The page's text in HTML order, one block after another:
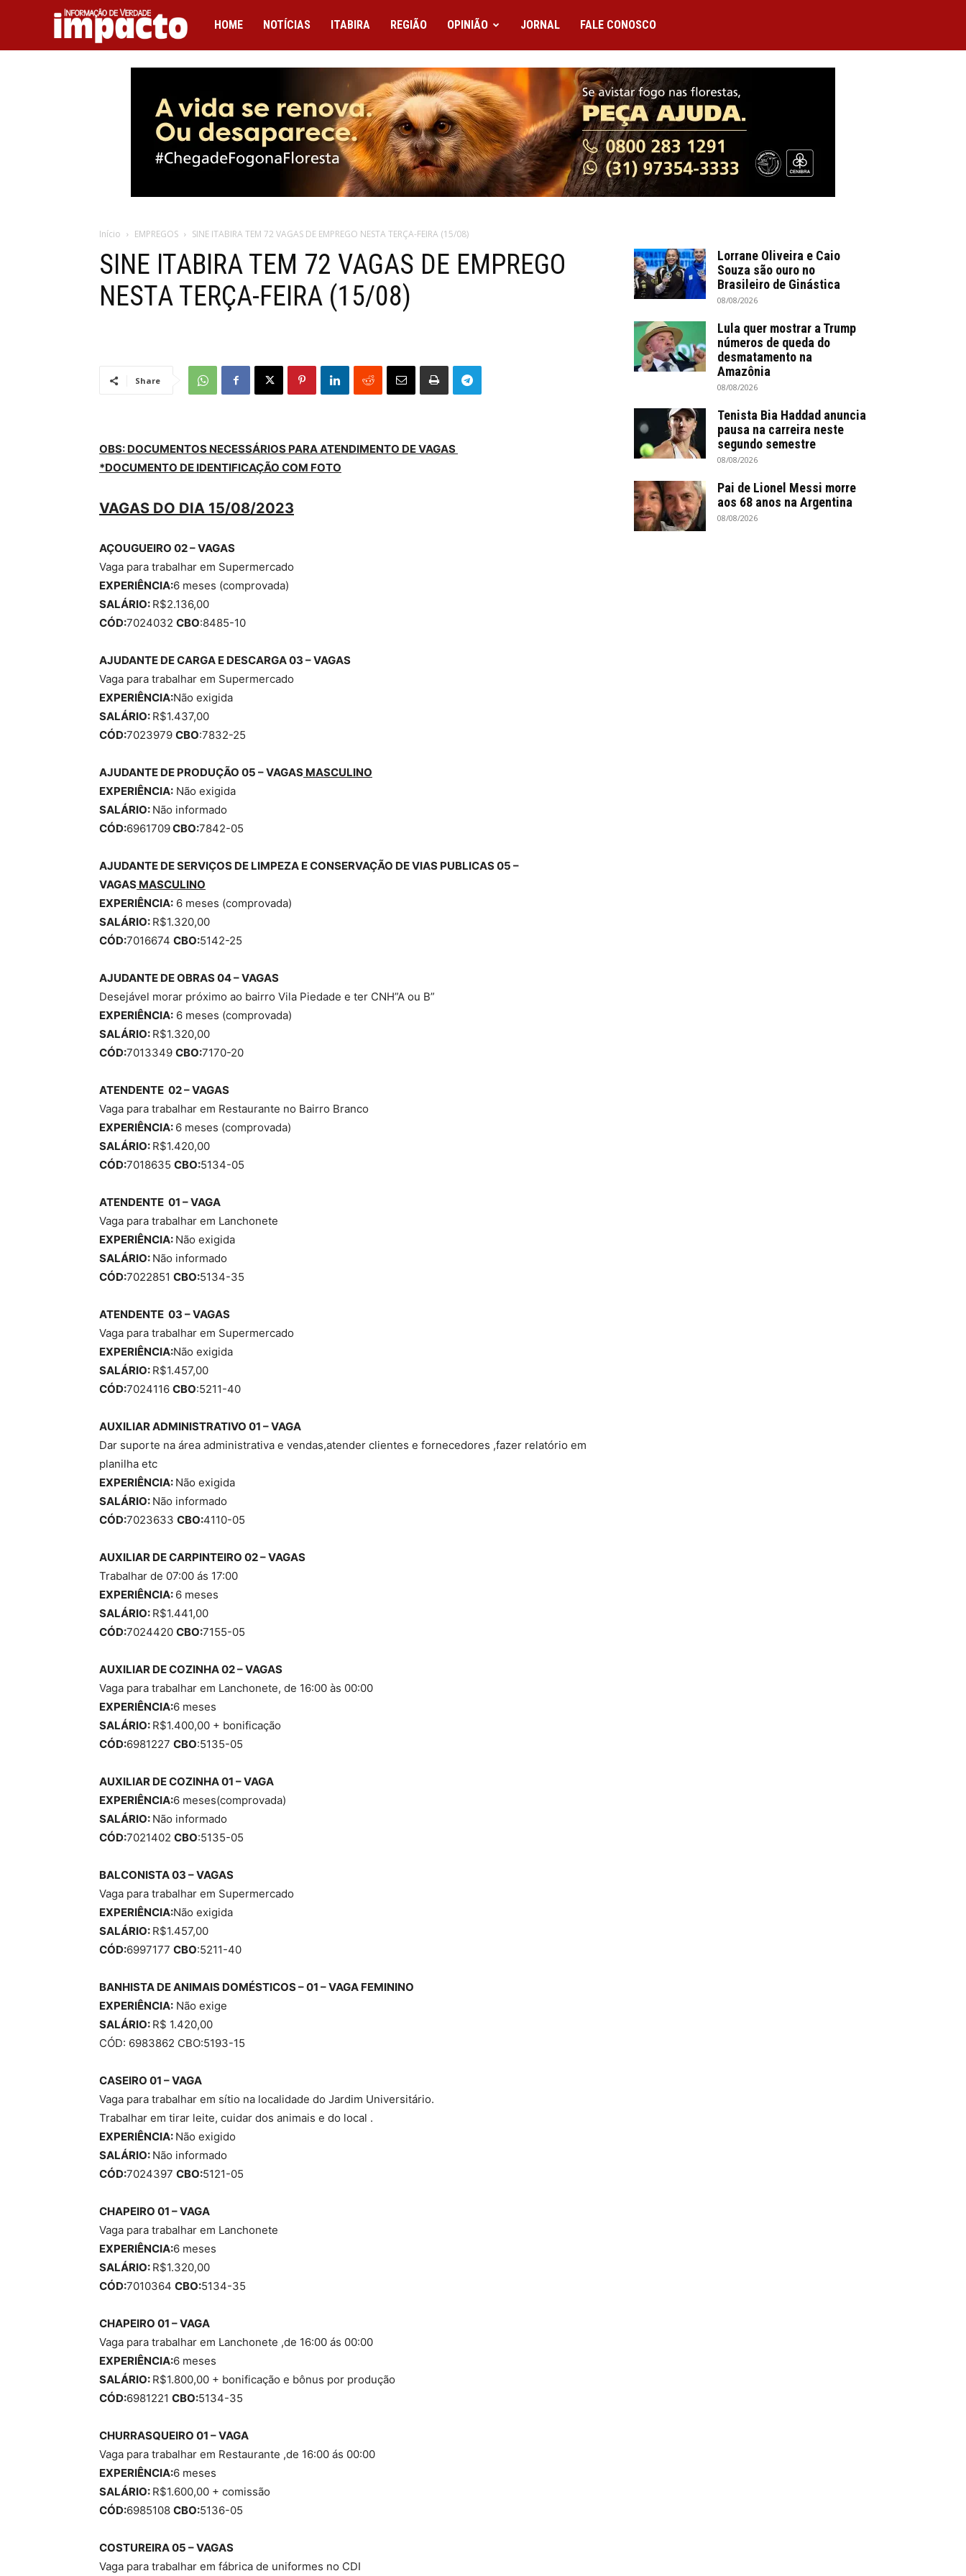
IMPACTO
HOME NOTÍCIAS ITABIRA REGIÃO OPINIÃO JORNAL FALE CONOSCO
Início EMPREGOS SINE ITABIRA TEM 72 VAGAS DE EMPREGO NESTA TERÇA-FEIRA (15/08)
SINE ITABIRA TEM 72 VAGAS DE EMPREGO
NESTA TERÇA-FEIRA (15/08)
Share
OBS: DOCUMENTOS NECESSÁRIOS PARA ATENDIMENTO DE VAGAS
*DOCUMENTO DE IDENTIFICAÇÃO COM FOTO
VAGAS DO DIA 15/08/2023
AÇOUGUEIRO 02 – VAGAS
Vaga para trabalhar em Supermercado
EXPERIÊNCIA:6 meses (comprovada)
SALÁRIO: R$2.136,00
CÓD:7024032 CBO:8485-10
AJUDANTE DE CARGA E DESCARGA 03 – VAGAS
Vaga para trabalhar em Supermercado
EXPERIÊNCIA:Não exigida
SALÁRIO: R$1.437,00
CÓD:7023979 CBO:7832-25
AJUDANTE DE PRODUÇÃO 05 – VAGAS MASCULINO
EXPERIÊNCIA: Não exigida
SALÁRIO: Não informado
CÓD:6961709CBO:7842-05
AJUDANTE DE SERVIÇOS DE LIMPEZA E CONSERVAÇÃO DE VIAS PUBLICAS 05 –
VAGAS MASCULINO
EXPERIÊNCIA: 6 meses (comprovada)
SALÁRIO: R$1.320,00
CÓD:7016674 CBO:5142-25
AJUDANTE DE OBRAS 04 – VAGAS
Desejável morar próximo ao bairro Vila Piedade e ter CNH”A ou B”
EXPERIÊNCIA: 6 meses (comprovada)
SALÁRIO: R$1.320,00
CÓD:7013349 CBO:7170-20
ATENDENTE 02 – VAGAS
Vaga para trabalhar em Restaurante no Bairro Branco
EXPERIÊNCIA: 6 meses (comprovada)
SALÁRIO: R$1.420,00
CÓD:7018635 CBO:5134-05
ATENDENTE 01 – VAGA
Vaga para trabalhar em Lanchonete
EXPERIÊNCIA: Não exigida
SALÁRIO: Não informado
CÓD:7022851 CBO:5134-35
ATENDENTE 03 – VAGAS
Vaga para trabalhar em Supermercado
EXPERIÊNCIA:Não exigida
SALÁRIO: R$1.457,00
CÓD:7024116 CBO:5211-40
AUXILIAR ADMINISTRATIVO 01 – VAGA
Dar suporte na área administrativa e vendas,atender clientes e fornecedores ,fazer relatório em
planilha etc
EXPERIÊNCIA: Não exigida
SALÁRIO: Não informado
CÓD:7023633 CBO:4110-05
AUXILIAR DE CARPINTEIRO 02 – VAGAS
Trabalhar de 07:00 ás 17:00
EXPERIÊNCIA: 6 meses
SALÁRIO: R$1.441,00
CÓD:7024420 CBO:7155-05
AUXILIAR DE COZINHA 02 – VAGAS
Vaga para trabalhar em Lanchonete, de 16:00 às 00:00
EXPERIÊNCIA:6 meses
SALÁRIO: R$1.400,00 + bonificação
CÓD:6981227 CBO:5135-05
AUXILIAR DE COZINHA 01 – VAGA
EXPERIÊNCIA:6 meses(comprovada)
SALÁRIO: Não informado
CÓD:7021402 CBO:5135-05
BALCONISTA 03 – VAGAS
Vaga para trabalhar em Supermercado
EXPERIÊNCIA:Não exigida
SALÁRIO: R$1.457,00
CÓD:6997177 CBO:5211-40
BANHISTA DE ANIMAIS DOMÉSTICOS – 01 – VAGA FEMININO
EXPERIÊNCIA: Não exige
SALÁRIO: R$ 1.420,00
CÓD: 6983862 CBO:5193-15
CASEIRO 01 – VAGA
Vaga para trabalhar em sítio na localidade do Jardim Universitário.
Trabalhar em tirar leite, cuidar dos animais e do local .
EXPERIÊNCIA: Não exigido
SALÁRIO: Não informado
CÓD:7024397 CBO:5121-05
CHAPEIRO 01 – VAGA
Vaga para trabalhar em Lanchonete
EXPERIÊNCIA:6 meses
SALÁRIO: R$1.320,00
CÓD:7010364 CBO:5134-35
CHAPEIRO 01 – VAGA
Vaga para trabalhar em Lanchonete ,de 16:00 ás 00:00
EXPERIÊNCIA:6 meses
SALÁRIO: R$1.800,00 + bonificação e bônus por produção
CÓD:6981221 CBO:5134-35
CHURRASQUEIRO 01 – VAGA
Vaga para trabalhar em Restaurante ,de 16:00 ás 00:00
EXPERIÊNCIA:6 meses
SALÁRIO: R$1.600,00 + comissão
CÓD:6985108 CBO:5136-05
COSTUREIRA 05 – VAGAS
Vaga para trabalhar em fábrica de uniformes no CDI
Lorrane Oliveira e Caio
Souza são ouro no
Brasileiro de Ginástica
08/08/2026
Lula quer mostrar a Trump
números de queda do
desmatamento na
Amazônia
08/08/2026
Tenista Bia Haddad anuncia
pausa na carreira neste
segundo semestre
08/08/2026
Pai de Lionel Messi morre
aos 68 anos na Argentina
08/08/2026